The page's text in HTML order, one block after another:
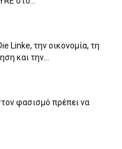
Linke, την οικονομία, τη
και την...
φασισμό πρέπει να